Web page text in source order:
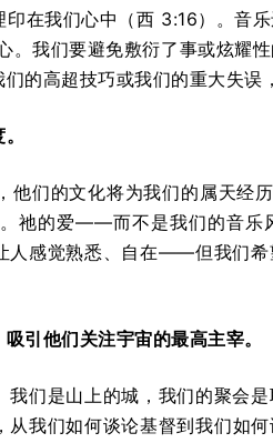
在我们心中（西 3:16）。音
我们要避免敷衍了事或炫耀
的高超技巧或我们的重大失误
。
们的文化将为我们的属天经
祂的爱——而不是我们的音
感觉熟悉、自在——但我们希
吸引他们关注宇宙的最高主宰。
们是山上的城，我们的聚会
从我们如何谈论基督到我们如